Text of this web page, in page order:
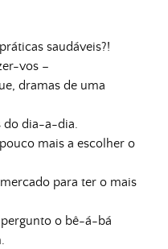
saudáveis?!
vos –
dramas de uma
do dia-a-dia.
mais a escolher o
para ter o mais
pergunto o bê-á-bá